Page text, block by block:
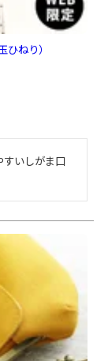
ねり）
すいしがま口